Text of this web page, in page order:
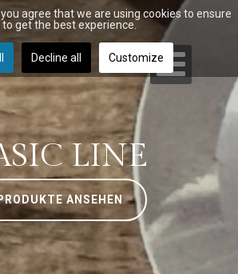
LINE
ANSEHEN
agree that we are using cookies to ensure
to get the best experience.
Decline all Customize